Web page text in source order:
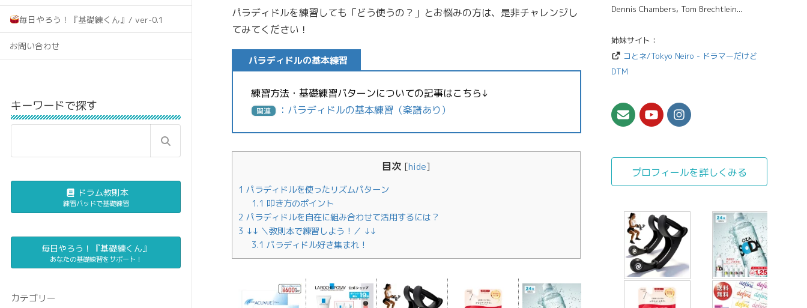
毎日やろう！『基礎練くん』/ ver-0.1
お問い合わせ
キーワードで探す
ドラム教則本
練習パッドで基礎練習
毎日やろう！『基礎練くん』
あなたの基礎練習をサポート！
カテゴリー
パラディドルを練習しても「どう使うの？」とお悩みの方は、是非チャレンジし
てみてください！
パラディドルの基本練習
練習方法・基礎練習パターンについての記事はこちら↓
関連 ：パラディドルの基本練習（楽譜あり）
目次 [hide]
1 パラディドルを使ったリズムパターン
1.1 叩き方のポイント
2 パラディドルを自在に組み合わせて活用するには？
3 ↓↓ ＼教則本で練習しよう！／ ↓↓
3.1 パラディドル好き集まれ！
Dennis Chambers, Tom Brechtlein...
姉妹サイト：
コとネ/Tokyo Neiro - ドラマーだけど
DTM
プロフィールを詳しくみる